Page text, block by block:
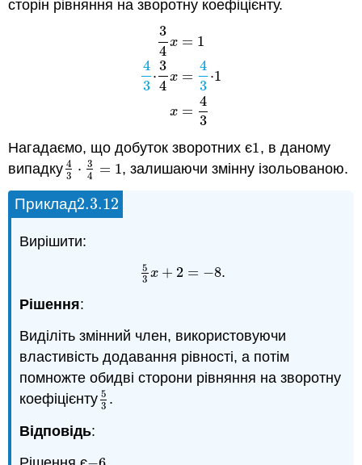
сторін рівняння на зворотну коефіцієнту.
3
4
x
4
3
⋅
3
4
x
x
= 1
=
4
3
⋅1
=
4
3
34x=143 34x
Нагадаємо, що добуток зворотних є1
1, в даному
випадку 4
3 ⋅ 3
4
= 1
43⋅ 34=1 , залишаючи змінну ізольованою.
Приклад2.3.12
2.3.12
Вирішити:
5
3 x + 2 = −8
53x+ 2=− 8 .
Рішення:
Виділіть змінний член, використовуючи
властивість додавання рівності, а потім
помножте обидві сторони рівняння на зворотну
коефіцієнту 5
3
53.
Відповідь: